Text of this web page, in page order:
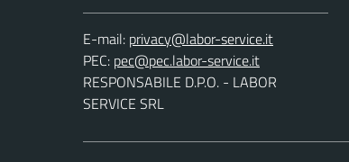
E-mail:
PEC:
RESPONSABILE D.P.O. - LABOR
SERVICE SRL